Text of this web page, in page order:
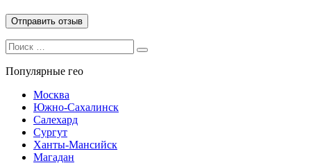
Search
for:
Search
Популярные гео
Москва
Южно-Сахалинск
Салехард
Сургут
Ханты-Мансийск
Магадан